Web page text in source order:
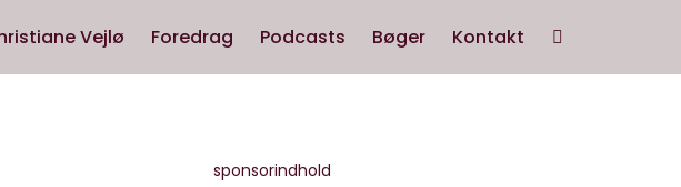
Vejlø Foredrag Podcasts Bøger Kontakt
sponsorindhold